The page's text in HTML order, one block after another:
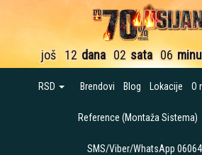
još 12 dana 02 sata 06
RSD Brendovi Blog Lokacije O
Reference (Montaža Sistema)
SMS/Viber/WhatsApp